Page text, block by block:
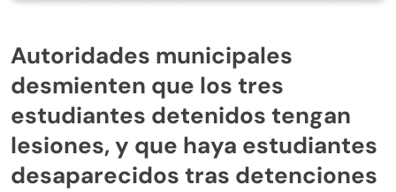
Autoridades municipales
desmienten que los tres
estudiantes detenidos tengan
lesiones, y que haya estudiantes
desaparecidos tras detenciones